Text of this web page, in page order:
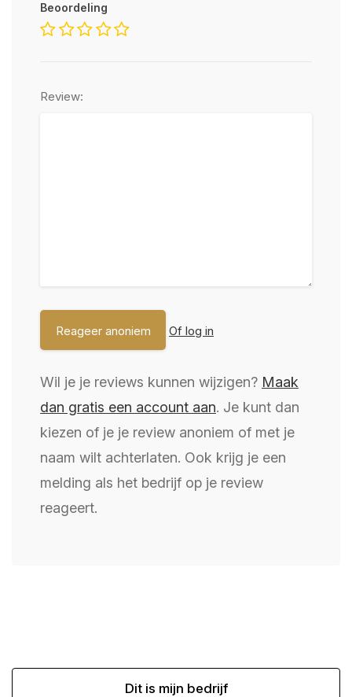
Beoordeling
Review:
Of log in
Wil je je reviews kunnen wijzigen? Maak
dan gratis een account aan. Je kunt dan
kiezen of je je review anoniem of met je
naam wilt achterlaten. Ook krijg je een
melding als het bedrijf op je review
reageert.
Dit is mijn bedrijf